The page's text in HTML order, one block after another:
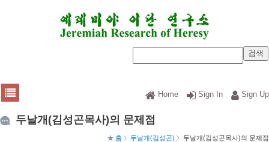
Home Sign In Sign Up
두날개(김성곤목사)의 문제점
홈 두날개(김성곤) 두날개(김성곤목사)의 문제점